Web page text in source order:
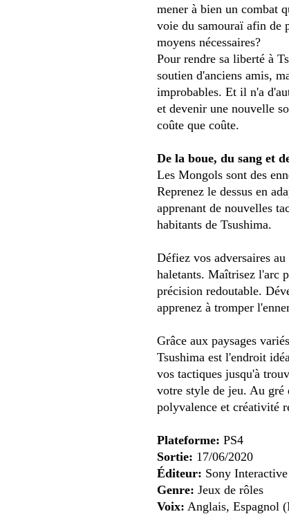
mener à bien un combat
voie du samouraï afin de
moyens nécessaires?
Pour rendre sa liberté à
soutien d'anciens amis,
improbables. Et il n'a
et devenir une nouvelle
coûte que coûte.
De la boue, du sang et
Les Mongols sont des
Reprenez le dessus en
apprenant de nouvelles
habitants de Tsushima.
Défiez vos adversaires
haletants. Maîtrisez l'arc
précision redoutable.
apprenez à tromper
Grâce aux paysages
Tsushima est l'endroit
vos tactiques jusqu'à
votre style de jeu. Au gré
polyvalence et créativité
Plateforme: PS4
Sortie: 17/06/2020
Éditeur: Sony
Genre: Jeux de rôles
Voix: Anglais, Espagnol